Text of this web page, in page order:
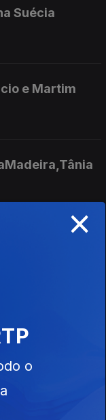
Suécia
e Martim
nova
de S. Bento
×
o